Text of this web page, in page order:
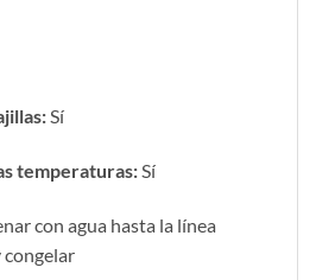
Sí
temperaturas:Sí
con agua hasta la línea
congelar